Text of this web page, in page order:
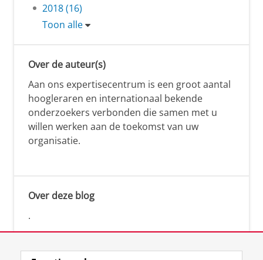
2018 (16)
Toon alle
Over de auteur(s)
Aan ons expertisecentrum is een groot aantal
hoogleraren en internationaal bekende
onderzoekers verbonden die samen met u
willen werken aan de toekomst van uw
organisatie.
Over deze blog
.